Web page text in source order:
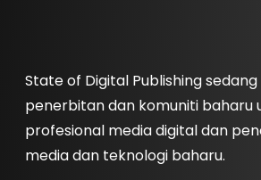
State of Digital Publishing
penerbitan dan komuniti baharu
profesional media digital dan
media dan teknologi baharu.